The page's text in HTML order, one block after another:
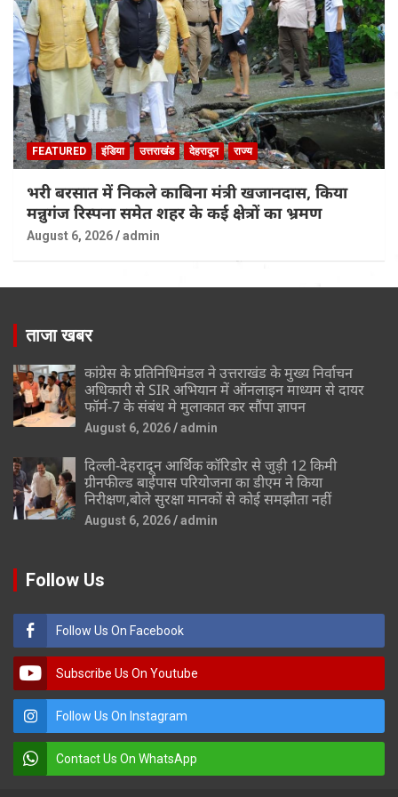
FEATURED इंडिया उत्तराखंड देहरादून राज्य
भरी बरसात में निकले काबिना मंत्री खजानदास, किया
मन्नुगंज रिस्पना समेत शहर के कई क्षेत्रों का भ्रमण
August 6, 2026 admin
ताजा खबर
कांग्रेस के प्रतिनिधिमंडल ने उत्तराखंड के मुख्य निर्वाचन
अधिकारी से SIR अभियान में ऑनलाइन माध्यम से दायर
फॉर्म-7 के संबंध मे मुलाकात कर सौंपा ज्ञापन
August 6, 2026 admin
दिल्ली-देहरादून आर्थिक कॉरिडोर से जुड़ी 12 किमी
ग्रीनफील्ड बाईपास परियोजना का डीएम ने किया
निरीक्षण,बोले सुरक्षा मानकों से कोई समझौता नहीं
August 6, 2026 admin
Follow Us
Follow Us On Facebook
Subscribe Us On Youtube
Follow Us On Instagram
Contact Us On WhatsApp